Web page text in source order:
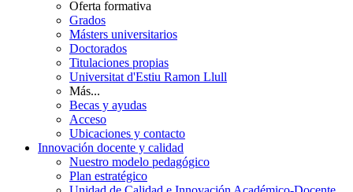
Oferta formativa
Grados
Másters universitarios
Doctorados
Titulaciones propias
Universitat d'Estiu Ramon Llull
Más...
Becas y ayudas
Acceso
Ubicaciones y contacto
Innovación docente y calidad
Nuestro modelo pedagógico
Plan estratégico